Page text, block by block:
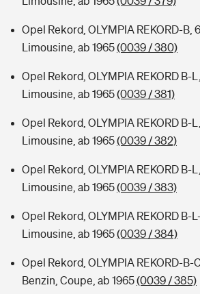
Opel Rekord, OLYMPIA REKORD-B,
Limousine, ab 1965(0039 / 380)
Opel Rekord, OLYMPIA REKORD B-
Limousine, ab 1965(0039 / 381)
Opel Rekord, OLYMPIA REKORD B-
Limousine, ab 1965(0039 / 382)
Opel Rekord, OLYMPIA REKORD B-
Limousine, ab 1965(0039 / 383)
Opel Rekord, OLYMPIA REKORD B-
Limousine, ab 1965(0039 / 384)
Opel Rekord, OLYMPIA REKORD-B-
Benzin, Coupe, ab 1965(0039 / 385)